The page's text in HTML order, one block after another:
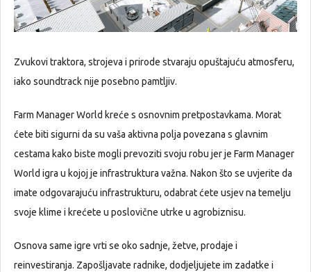
Zvukovi traktora, strojeva i prirode stvaraju opuštajuću atmosferu,
iako soundtrack nije posebno pamtljiv.
Farm Manager World kreće s osnovnim pretpostavkama. Morat
ćete biti sigurni da su vaša aktivna polja povezana s glavnim
cestama kako biste mogli prevoziti svoju robu jer je Farm Manager
World igra u kojoj je infrastruktura važna. Nakon što se uvjerite da
imate odgovarajuću infrastrukturu, odabrat ćete usjev na temelju
svoje klime i krećete u poslovične utrke u agrobiznisu.
Osnova same igre vrti se oko sadnje, žetve, prodaje i
reinvestiranja. Zapošljavate radnike, dodjeljujete im zadatke i